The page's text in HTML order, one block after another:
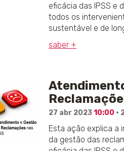
eficácia das IPSS e
todos os
sustentável e de
saber +
27 abr 202310:00 ·
Esta ação explica a
da gestão das